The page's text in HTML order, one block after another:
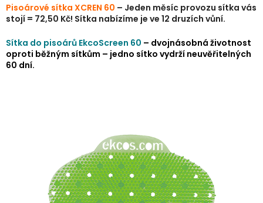
Pisoárové sítka XCREN 60 – Jeden měsíc provozu sítka vás
stojí = 72,50 Kč! Sítka nabízíme je ve 12 druzích vůní.
Sítka do pisoárů EkcoScreen 60 – dvojnásobná životnost
oproti běžným sítkům – jedno sítko vydrží neuvěřitelných
60 dní.